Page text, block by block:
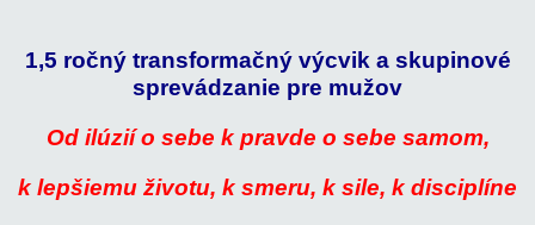
1,5 ročný transformačný výcvik a skupinové
sprevádzanie pre mužov
Od ilúzií o sebe k pravde o sebe samom,
k lepšiemu životu, k smeru, k sile, k disciplíne